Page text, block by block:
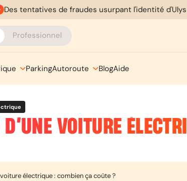
Des tentatives de fraudes usurpant l'identité
Professionnel
ParkingAutoroute BlogAide
D’UNE VOITURE
voiture électrique : combien ça coûte ?